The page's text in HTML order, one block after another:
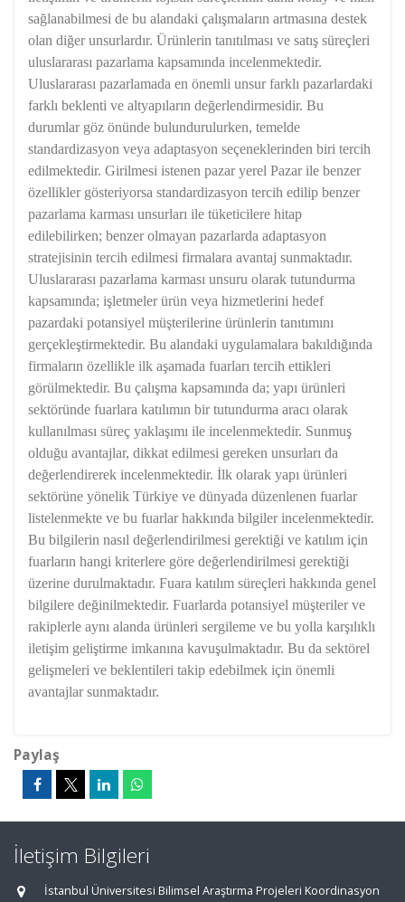
sağlanabilmesi de bu alandaki çalışmaların artmasına destek
olan diğer unsurlardır. Ürünlerin tanıtılması ve satış süreçleri
uluslararası pazarlama kapsamında incelenmektedir.
Uluslararası pazarlamada en önemli unsur farklı pazarlardaki
farklı beklenti ve altyapıların değerlendirmesidir. Bu
durumlar göz önünde bulundurulurken, temelde
standardizasyon veya adaptasyon seçeneklerinden biri tercih
edilmektedir. Girilmesi istenen pazar yerel Pazar ile benzer
özellikler gösteriyorsa standardizasyon tercih edilip benzer
pazarlama karması unsurları ile tüketicilere hitap
edilebilirken; benzer olmayan pazarlarda adaptasyon
stratejisinin tercih edilmesi firmalara avantaj sunmaktadır.
Uluslararası pazarlama karması unsuru olarak tutundurma
kapsamında; işletmeler ürün veya hizmetlerini hedef
pazardaki potansiyel müşterilerine ürünlerin tanıtımını
gerçekleştirmektedir. Bu alandaki uygulamalara bakıldığında
firmaların özellikle ilk aşamada fuarları tercih ettikleri
görülmektedir. Bu çalışma kapsamında da; yapı ürünleri
sektöründe fuarlara katılımın bir tutundurma aracı olarak
kullanılması süreç yaklaşımı ile incelenmektedir. Sunmuş
olduğu avantajlar, dikkat edilmesi gereken unsurları da
değerlendirerek incelenmektedir. İlk olarak yapı ürünleri
sektörüne yönelik Türkiye ve dünyada düzenlenen fuarlar
listelenmekte ve bu fuarlar hakkında bilgiler incelenmektedir.
Bu bilgilerin nasıl değerlendirilmesi gerektiği ve katılım için
fuarların hangi kriterlere göre değerlendirilmesi gerektiği
üzerine durulmaktadır. Fuara katılım süreçleri hakkında genel
bilgilere değinilmektedir. Fuarlarda potansiyel müşteriler ve
rakiplerle aynı alanda ürünleri sergileme ve bu yolla karşılıklı
iletişim geliştirme imkanına kavuşulmaktadır. Bu da sektörel
gelişmeleri ve beklentileri takip edebilmek için önemli
avantajlar sunmaktadır.
Paylaş
İletişim Bilgileri
İstanbul Üniversitesi Bilimsel Araştırma Projeleri Koordinasyon